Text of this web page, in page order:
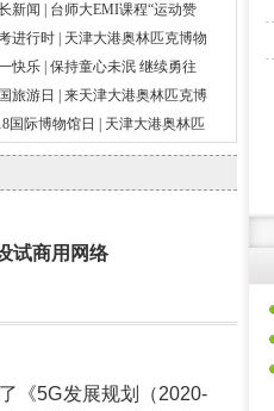
吴经国先生参加第十八届海峡
·海峡两岸关爱下一代成长论坛
新闻 | 台师大EMI课程“运动赞
略研究”师生校外参访前国际奥
执行委员吴经国先生
进行时 | 天津大港奥林匹克博物
高考学子金榜题名
快乐 | 保持童心未泯 继续勇往
旅游日 | 来天津大港奥林匹克博
邂逅奥运文脉
国际博物馆日 | 天津大港奥林匹
物馆举办筑桥梁 传圣火奥运观
列活动
试商用网络
《5G发展规划（2020-